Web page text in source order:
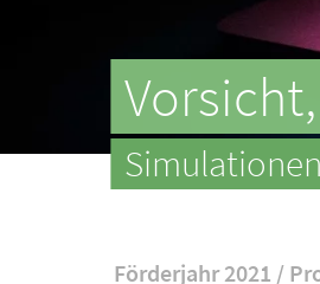
Förderjahr 2021 /